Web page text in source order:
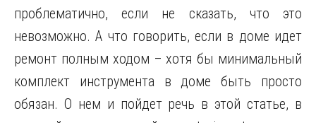
проблематично, если не сказать, что это
невозможно. А что говорить, если в доме идет
ремонт полным ходом – хотя бы минимальный
комплект инструмента в доме быть просто
обязан. О нем и пойдет речь в этой статье, в